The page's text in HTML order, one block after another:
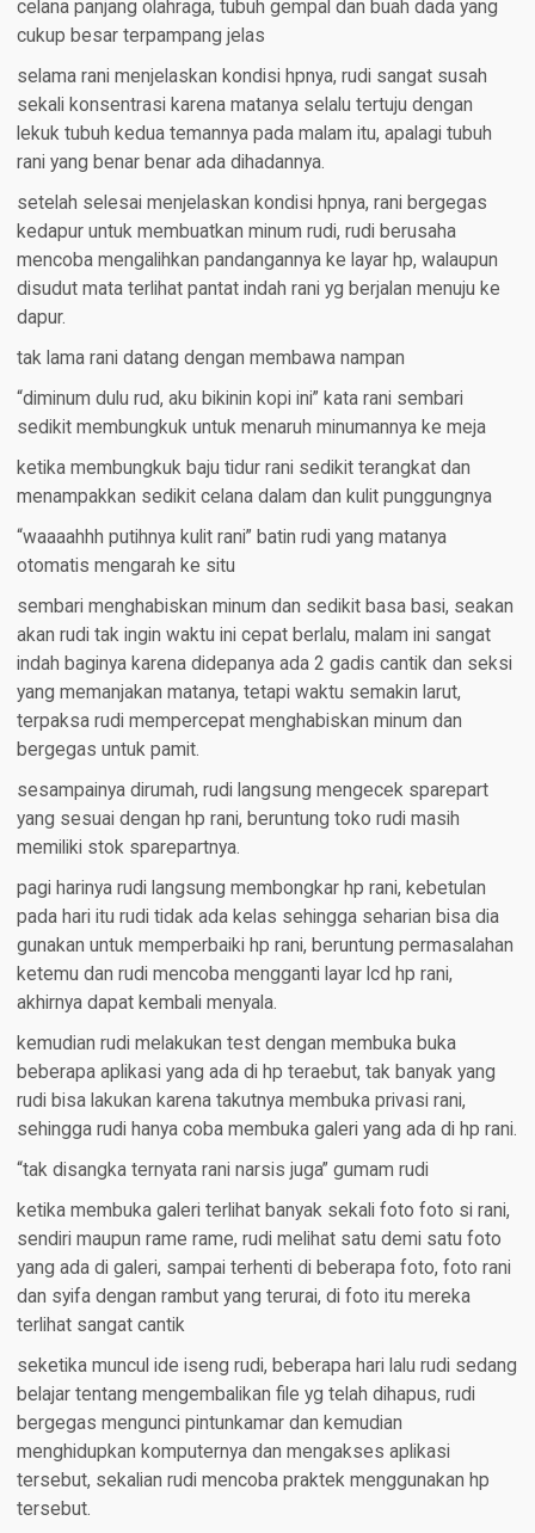
celana panjang olahraga, tubuh gempal dan buah dada yang
cukup besar terpampang jelas
selama rani menjelaskan kondisi hpnya, rudi sangat susah
sekali konsentrasi karena matanya selalu tertuju dengan
lekuk tubuh kedua temannya pada malam itu, apalagi tubuh
rani yang benar benar ada dihadannya.
setelah selesai menjelaskan kondisi hpnya, rani bergegas
kedapur untuk membuatkan minum rudi, rudi berusaha
mencoba mengalihkan pandangannya ke layar hp, walaupun
disudut mata terlihat pantat indah rani yg berjalan menuju ke
dapur.
tak lama rani datang dengan membawa nampan
“diminum dulu rud, aku bikinin kopi ini” kata rani sembari
sedikit membungkuk untuk menaruh minumannya ke meja
ketika membungkuk baju tidur rani sedikit terangkat dan
menampakkan sedikit celana dalam dan kulit punggungnya
“waaaahhh putihnya kulit rani” batin rudi yang matanya
otomatis mengarah ke situ
sembari menghabiskan minum dan sedikit basa basi, seakan
akan rudi tak ingin waktu ini cepat berlalu, malam ini sangat
indah baginya karena didepanya ada 2 gadis cantik dan seksi
yang memanjakan matanya, tetapi waktu semakin larut,
terpaksa rudi mempercepat menghabiskan minum dan
bergegas untuk pamit.
sesampainya dirumah, rudi langsung mengecek sparepart
yang sesuai dengan hp rani, beruntung toko rudi masih
memiliki stok sparepartnya.
pagi harinya rudi langsung membongkar hp rani, kebetulan
pada hari itu rudi tidak ada kelas sehingga seharian bisa dia
gunakan untuk memperbaiki hp rani, beruntung permasalahan
ketemu dan rudi mencoba mengganti layar lcd hp rani,
akhirnya dapat kembali menyala.
kemudian rudi melakukan test dengan membuka buka
beberapa aplikasi yang ada di hp teraebut, tak banyak yang
rudi bisa lakukan karena takutnya membuka privasi rani,
sehingga rudi hanya coba membuka galeri yang ada di hp rani.
“tak disangka ternyata rani narsis juga” gumam rudi
ketika membuka galeri terlihat banyak sekali foto foto si rani,
sendiri maupun rame rame, rudi melihat satu demi satu foto
yang ada di galeri, sampai terhenti di beberapa foto, foto rani
dan syifa dengan rambut yang terurai, di foto itu mereka
terlihat sangat cantik
seketika muncul ide iseng rudi, beberapa hari lalu rudi sedang
belajar tentang mengembalikan file yg telah dihapus, rudi
bergegas mengunci pintunkamar dan kemudian
menghidupkan komputernya dan mengakses aplikasi
tersebut, sekalian rudi mencoba praktek menggunakan hp
tersebut.